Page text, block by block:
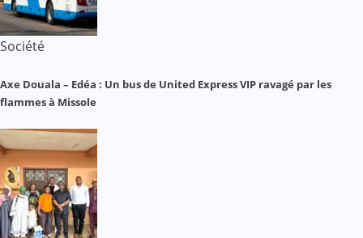
Société
Axe Douala – Edéa : Un bus de United Express VIP ravagé par les
flammes à Missole